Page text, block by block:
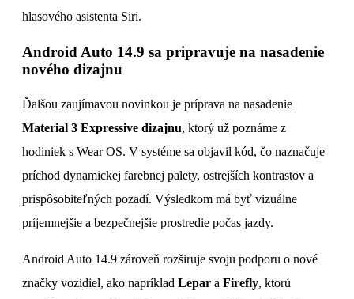
hlasového asistenta Siri.
Android Auto 14.9 sa pripravuje na nasadenie
nového dizajnu
Ďalšou zaujímavou novinkou je príprava na nasadenie
Material 3 Expressive dizajnu, ktorý už poznáme z
hodiniek s Wear OS. V systéme sa objavil kód, čo naznačuje
príchod dynamickej farebnej palety, ostrejších kontrastov a
prispôsobiteľných pozadí. Výsledkom má byť vizuálne
príjemnejšie a bezpečnejšie prostredie počas jazdy.
Android Auto 14.9 zároveň rozširuje svoju podporu o nové
značky vozidiel, ako napríklad Lepar a Firefly, ktorú